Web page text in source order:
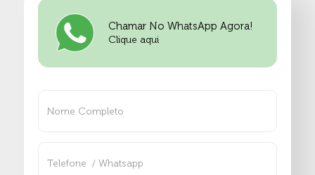
Chamar No WhatsApp Agora!
Clique aqui